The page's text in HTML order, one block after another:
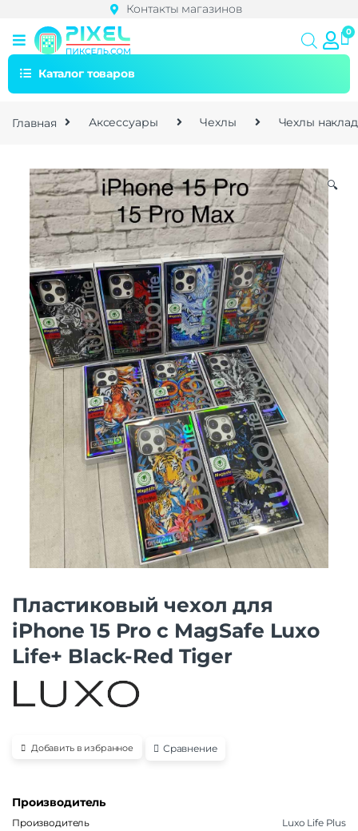
Контакты магазинов
Каталог товаров
Главная Аксессуары Чехлы Чехлы
🔍
Пластиковый чехол для
iPhone 15 Pro с MagSafe Luxo
Life+ Black-Red Tiger
Добавить в избранное Сравнение
Производитель
Производитель Luxo Life Plus